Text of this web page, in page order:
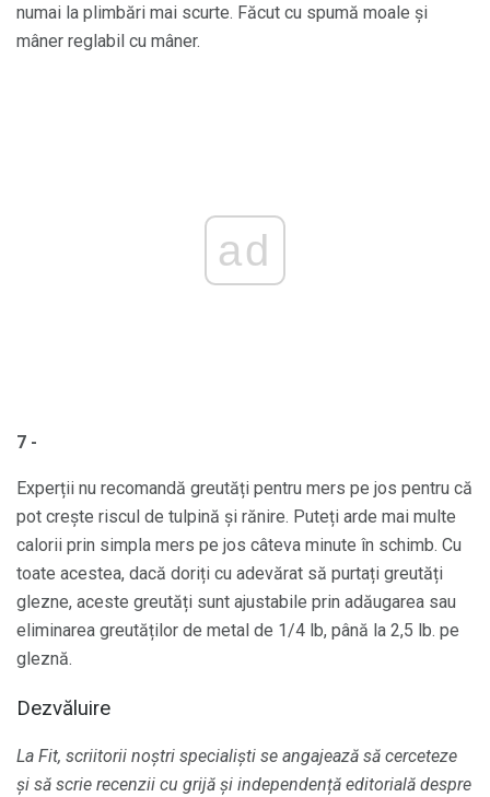
numai la plimbări mai scurte. Făcut cu spumă moale și
mâner reglabil cu mâner.
ad
7 -
Experții nu recomandă greutăți pentru mers pe jos pentru că
pot crește riscul de tulpină și rănire. Puteți arde mai multe
calorii prin simpla mers pe jos câteva minute în schimb. Cu
toate acestea, dacă doriți cu adevărat să purtați greutăți
glezne, aceste greutăți sunt ajustabile prin adăugarea sau
eliminarea greutăților de metal de 1/4 lb, până la 2,5 lb. pe
gleznă.
Dezvăluire
La Fit, scriitorii noștri specialiști se angajează să cerceteze
și să scrie recenzii cu grijă și independență editorială despre